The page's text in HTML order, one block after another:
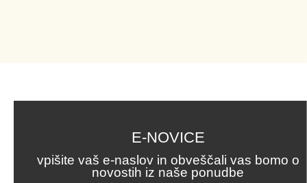
E-NOVICE
vpišite vaš e-naslov in obveščali vas bomo o
novostih iz naše ponudbe